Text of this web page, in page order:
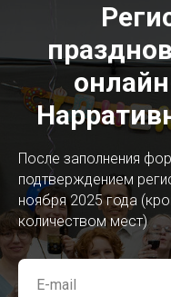
После заполнения
подтверждением
ноября 2025 года
количеством мест)